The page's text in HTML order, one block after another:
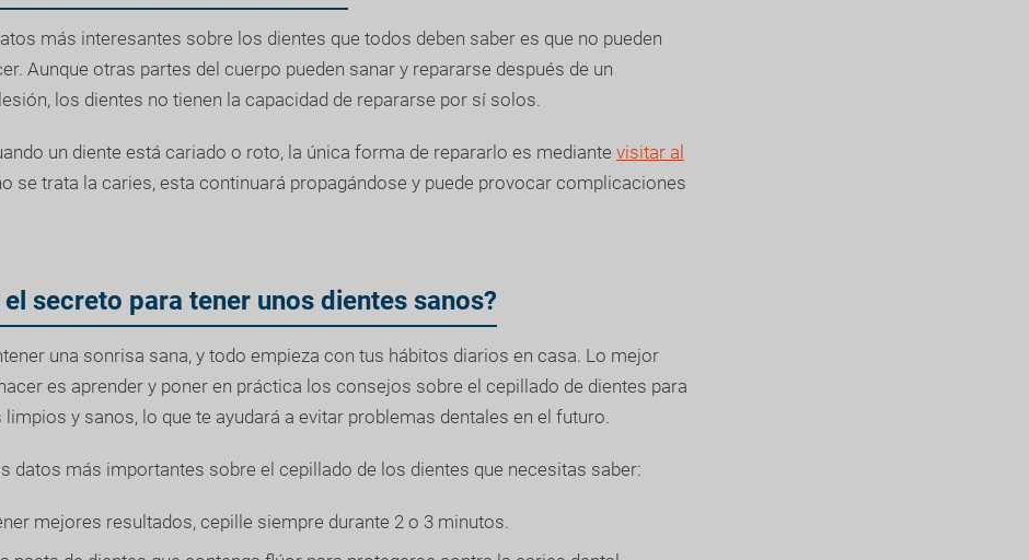
más interesantes sobre los dientes que todos deben saber es que no pueden
Aunque otras partes del cuerpo pueden sanar y repararse después de un
los dientes no tienen la capacidad de repararse por sí solos.
un diente está cariado o roto, la única forma de repararlo es mediante visitar al
se trata la caries, esta continuará propagándose y puede provocar complicaciones
el secreto para tener unos dientes sanos?
una sonrisa sana, y todo empieza con tus hábitos diarios en casa. Lo mejor
es aprender y poner en práctica los consejos sobre el cepillado de dientes para
y sanos, lo que te ayudará a evitar problemas dentales en el futuro.
datos más importantes sobre el cepillado de los dientes que necesitas saber:
mejores resultados, cepille siempre durante 2 o 3 minutos.